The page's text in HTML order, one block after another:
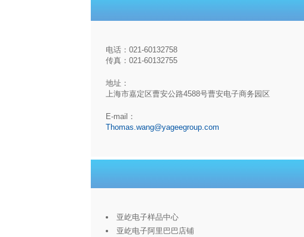
电话：021-60132758
传真：021-60132755
地址：
上海市嘉定区曹安公路4588号曹安电子商务园区
E-mail：
Thomas.wang@yageegroup.com
亚屹电子样品中心
亚屹电子阿里巴巴店铺